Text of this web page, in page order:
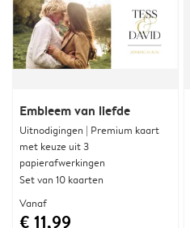
Embleem van liefde
Uitnodigingen | Premium kaart
met keuze uit 3
papierafwerkingen
Set van 10 kaarten
Vanaf
€ 11,99